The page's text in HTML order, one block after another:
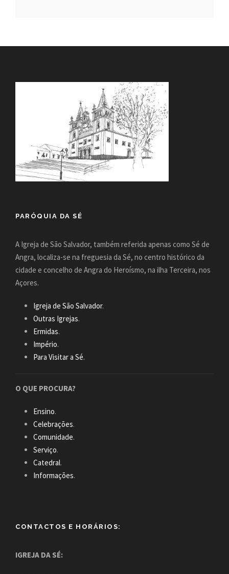
PARÓQUIA DA SÉ
A Igreja de São Salvador, também referida apenas como Sé de
Angra, localiza-se na freguesia da Sé, no centro histórico da
cidade e concelho de Angra do Heroísmo, na ilha Terceira, nos
Açores.
Igreja de São Salvador.
Outras Igrejas.
Ermidas.
Império.
Para Visitar a Sé.
O QUE PROCURA?
Ensino.
Celebrações.
Comunidade.
Serviço.
Catedral.
Informações.
CONTACTOS E HORÁRIOS:
IGREJA DA SÉ: